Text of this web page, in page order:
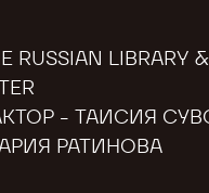
LIBRARY &
- ТАИСИЯ
РАТИНОВА